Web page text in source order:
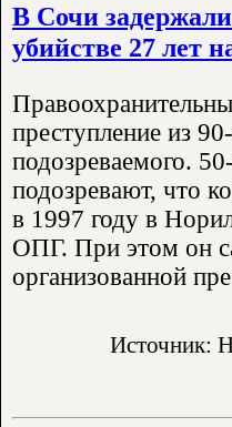
В Сочи
убийстве 27 лет
преступление из
подозреваемого.
подозревают, что
в 1997 году в
ОПГ. При этом он
организованной
Источник: